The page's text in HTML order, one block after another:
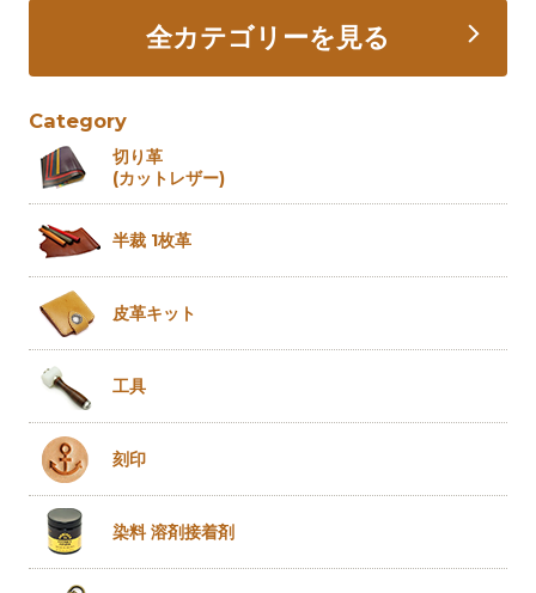
全カテゴリーを見る
Category
切り革
(カットレザー)
半裁 1枚革
皮革キット
工具
刻印
染料 溶剤接着剤